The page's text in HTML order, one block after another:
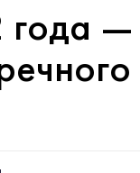
года